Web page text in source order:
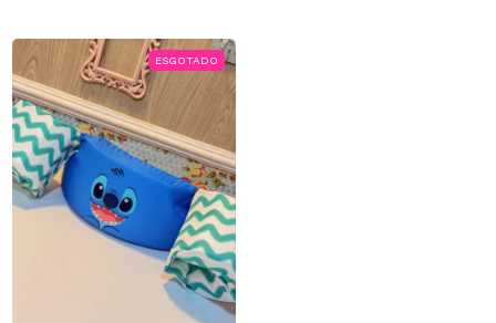
ESGOTADO